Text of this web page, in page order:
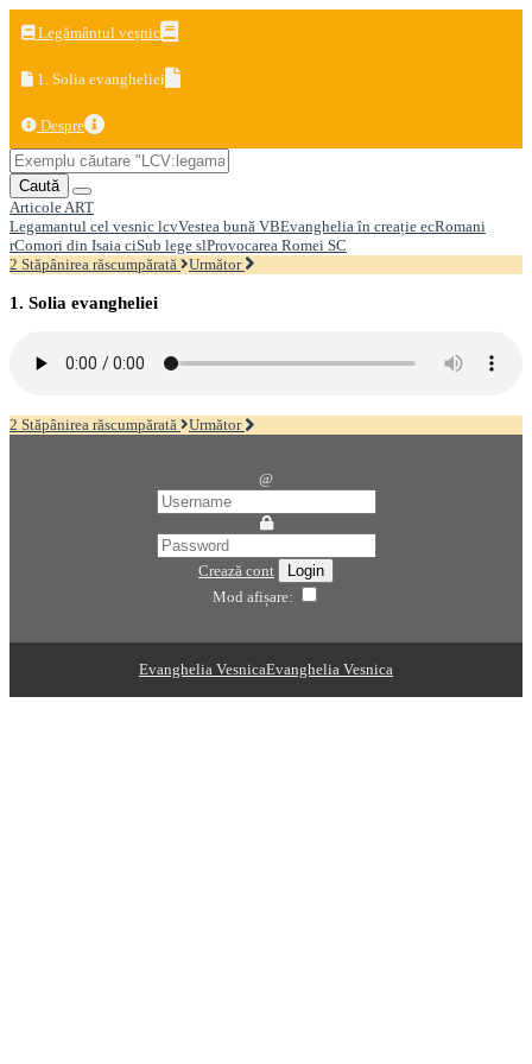
Legământul veșnic
1. Solia evangheliei
Despre
Caută
ArticoleART
Legamantul cel vesnic lcvVestea bună VBEvanghelia în creație ecRomani
rComori din Isaia ciSub lege slProvocarea Romei SC
2 Stăpânirea răscumpărată
Următor
1. Solia evangheliei
2 Stăpânirea răscumpărată Următor
@
Crează cont
Login
Mod afișare:
Evanghelia VesnicaEvanghelia Vesnica